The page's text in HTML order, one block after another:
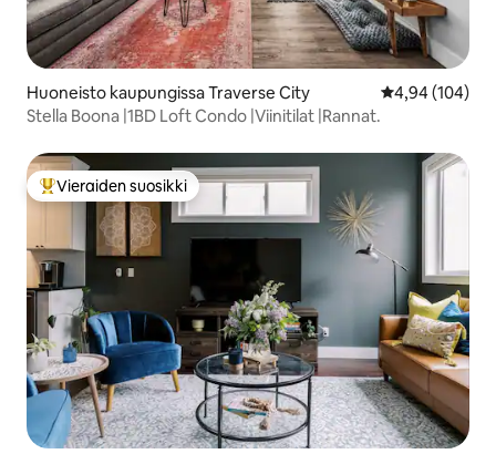
Huoneisto kaupungissa Traverse City
4,94 (104)
Stella Boona |1BD Loft Condo |Viinitilat |Rannat.
Vieraiden suosikkien parhaimmistoa
Vieraiden suosikki